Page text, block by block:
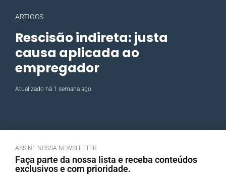
ARTIGOS
Rescisão indireta: justa
causa aplicada ao
empregador
Atualizado há 1 semana ago.
ASSINE NOSSA NEWSLETTER
Faça parte da nossa lista e receba conteúdos
exclusivos e com prioridade.